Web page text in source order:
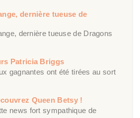
dernière tueuse de
dernière tueuse de Dragons
Patricia Briggs
gagnantes ont été tirées au sort
Queen Betsy !
news fort sympathique de